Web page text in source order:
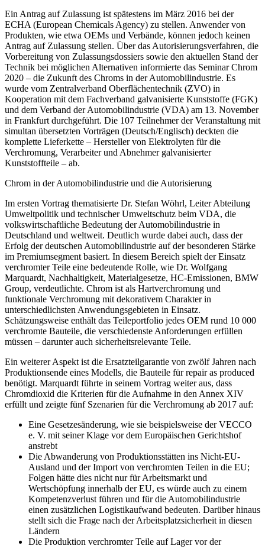
Ein Antrag auf Zulassung ist spätestens im März 2016 bei der
ECHA (European Chemicals Agency) zu stellen. Anwender von
Produkten, wie etwa OEMs und Verbände, können jedoch keinen
Antrag auf Zulassung stellen. Über das Autorisierungsverfahren, die
Vorbereitung von Zulassungsdossiers sowie den aktuellen Stand der
Technik bei möglichen Alternativen informierte das SeminarChrom
2020 – die Zukunft des Chroms in der Automobilindustrie. Es
wurde vom Zentralverband Oberflächentechnik (ZVO) in
Kooperation mit dem Fachverband galvanisierte Kunststoffe (FGK)
und dem Verband der Automobilindustrie (VDA) am 13. November
in Frankfurt durchgeführt. Die 107 Teilnehmer der Veranstaltung mit
simultan übersetzten Vorträgen (Deutsch/Englisch) deckten die
komplette Lieferkette – Hersteller von Elektrolyten für die
Verchromung, Verarbeiter und Abnehmer galvanisierter
Kunststoffteile – ab.
Chrom in der Automobilindustrie und die Autorisierung
Im ersten Vortrag thematisierte Dr. Stefan Wöhrl, Leiter Abteilung
Umweltpolitik und technischer Umweltschutz beim VDA, die
volkswirtschaftliche Bedeutung der Automobilindustrie in
Deutschland und weltweit. Deutlich wurde dabei auch, dass der
Erfolg der deutschen Automobilindustrie auf der besonderen Stärke
im Premiumsegment basiert. In diesem Bereich spielt der Einsatz
verchromter Teile eine bedeutende Rolle, wie Dr. Wolfgang
Marquardt, Nachhaltigkeit, Materialgesetze, HC-Emissionen, BMW
Group, verdeutlichte. Chrom ist als Hartverchromung und
funktionale Verchromung mit dekorativem Charakter in
unterschiedlichsten Anwendungsgebieten in Einsatz.
Schätzungsweise enthält das Teileportfolio jedes OEM rund 10 000
verchromte Bauteile, die verschiedenste Anforderungen erfüllen
müssen – darunter auch sicherheitsrelevante Teile.
Ein weiterer Aspekt ist die Ersatzteilgarantie von zwölf Jahren nach
Produktionsende­ eines Modells, die Bauteile fürrepair as produced
benötigt. Marquardt führte in seinem Vortrag weiter aus, dass
Chromdioxid die Kriterien für die Aufnahme in den Annex XIV
erfüllt und zeigte fünf Szenarien für die Verchromung ab 2017 auf:
Eine Gesetzesänderung, wie sie beispielsweise der VECCO
e. V. mit seiner Klage vor dem Europäischen Gerichtshof
anstrebt
Die Abwanderung von Produktionsstätten ins Nicht-EU-
Ausland und der Import von verchromten Teilen in die EU;
Folgen hätte dies nicht nur für Arbeitsmarkt und
Wertschöpfung innerhalb der EU, es würde auch zu einem
Kompetenzverlust führen und für die Automobilindustrie
einen zusätzlichen Logistikaufwand bedeuten. Darüber hinaus
stellt sich die Frage nach der Arbeitsplatzsicherheit in diesen
Ländern
Die Produktion verchromter Teile auf Lager vor der